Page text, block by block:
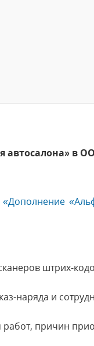
автосалона» в
«Дополнение
штрих-
наряда и
причин